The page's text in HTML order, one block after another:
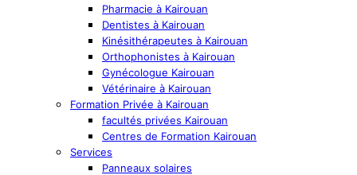
Pharmacie à Kairouan
Dentistes à Kairouan
Kinésithérapeutes à Kairouan
Orthophonistes à Kairouan
Gynécologue Kairouan
Vétérinaire à Kairouan
Formation Privée à Kairouan
facultés privées Kairouan
Centres de Formation Kairouan
Services
Panneaux solaires